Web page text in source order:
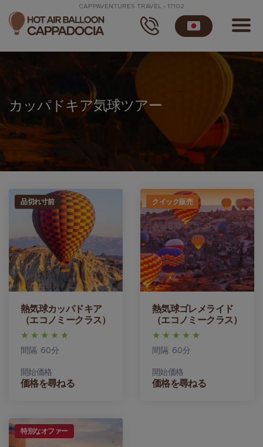
CAPPAVENTURES TRAVEL - 17102
カッパドキア気球ツアー
品切れ寸前
熱気球カッパドキア
（エコノミークラス）
間隔: 60分
開始価格
価格を尋ねる
クイック販売
熱気球ゴレメライド
（エコノミークラス）
間隔: 60分
開始価格
価格を尋ねる
特別なオファー